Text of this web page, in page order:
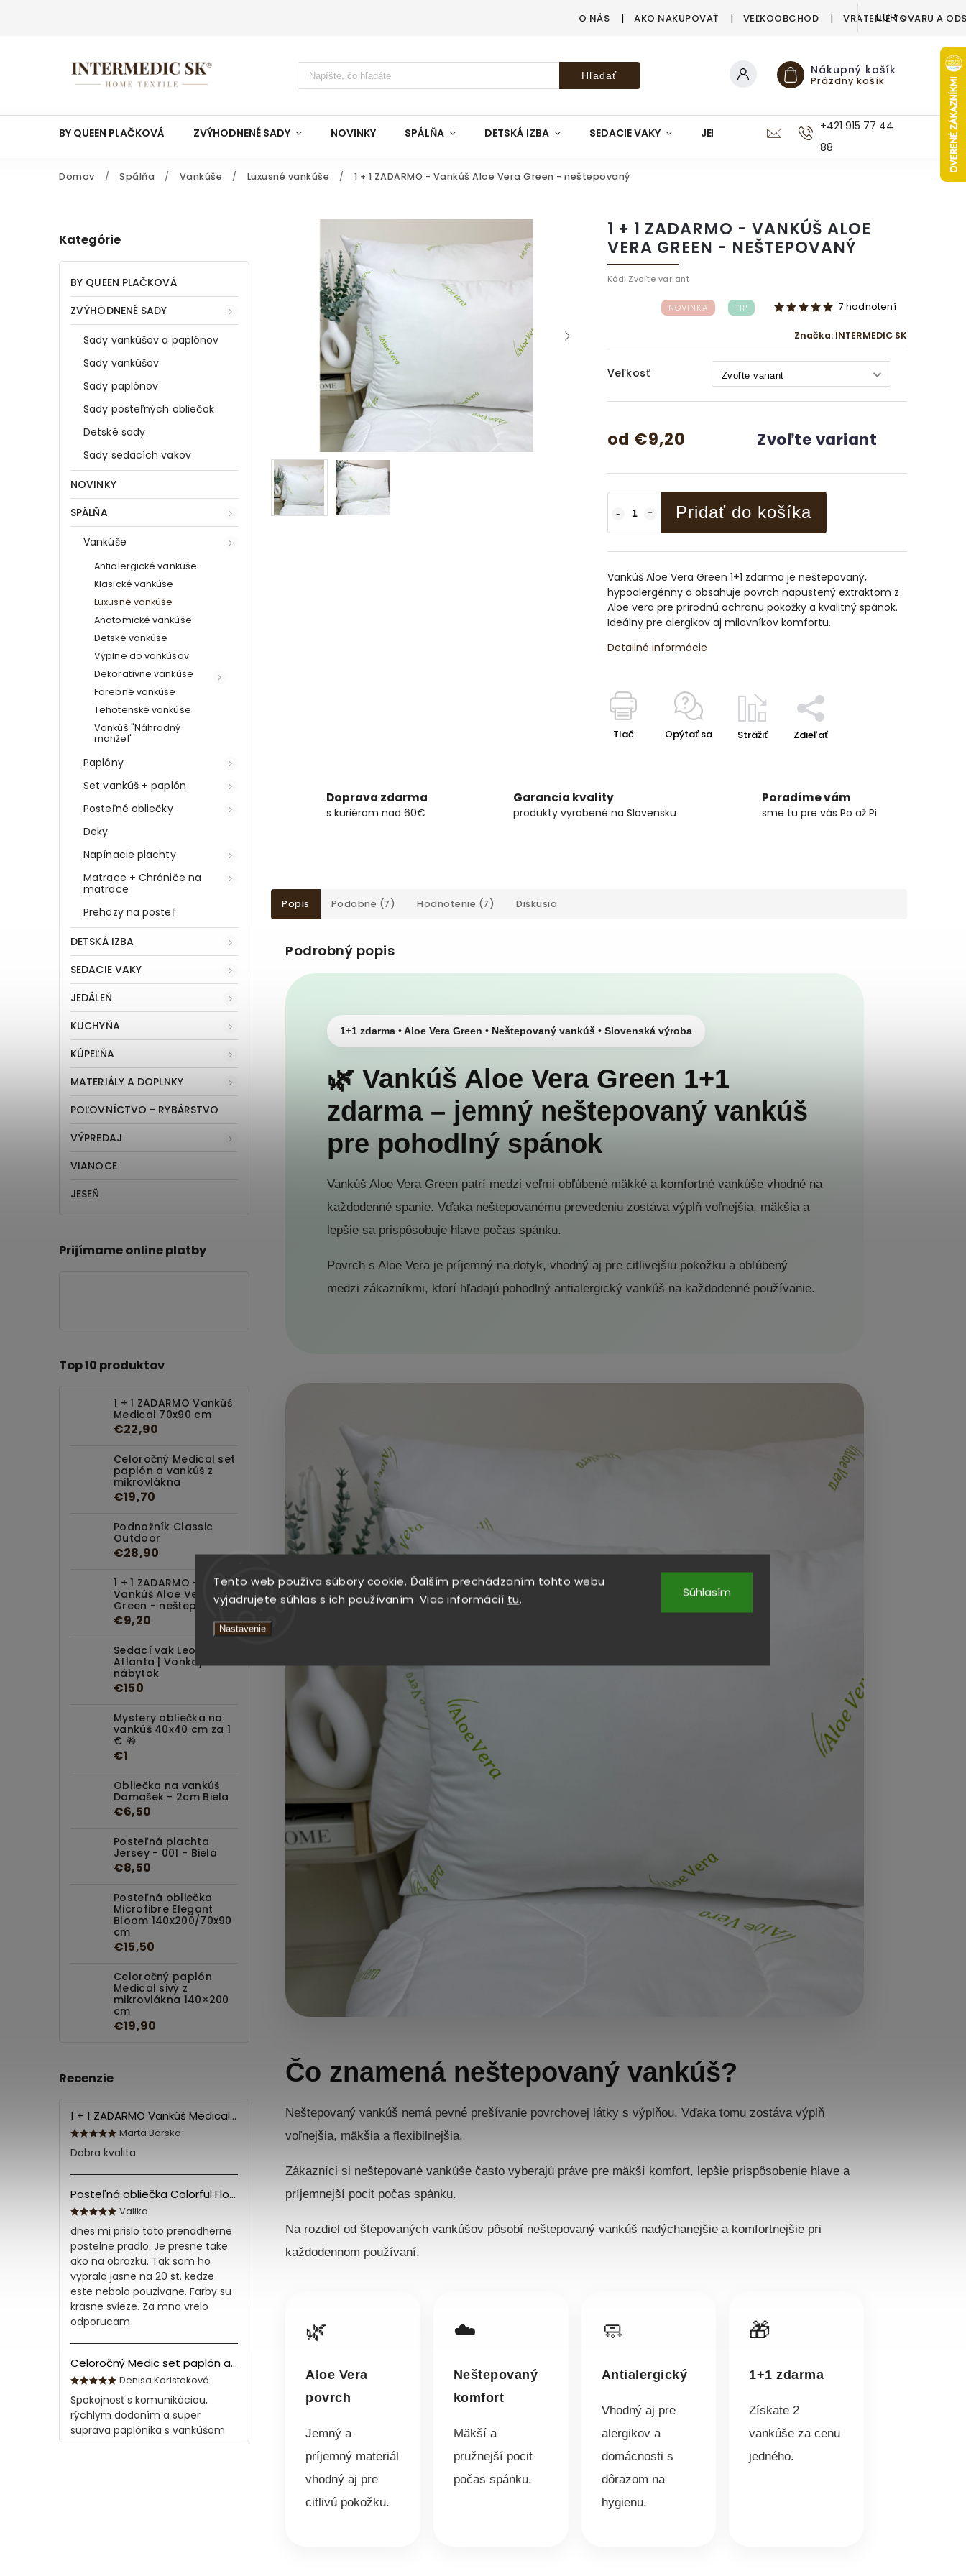
Tento web používa súbory cookie. Ďalším prechádzaním tohto webu
vyjadrujete súhlas s ich používaním. Viac informácií tu.
Nastavenie
Súhlasím
O NÁS AKO NAKUPOVAŤ VEĽKOOBCHOD VRÁTENIE TOVARU A
EUR
Hľadať Nákupný košík
Prázdny košík
BY QUEEN PLAČKOVÁ ZVÝHODNENÉ SADY NOVINKY SPÁLŇA DETSKÁ IZBA SEDACIE VAKY JEDÁLEŇ KUCHYŇA KÚPEĽŇA
+421 915 77 44
88
Domov / Spálňa / Vankúše / Luxusné vankúše / 1 + 1 ZADARMO - Vankúš Aloe Vera Green - neštepovaný
Kategórie
BY QUEEN PLAČKOVÁ
ZVÝHODNENÉ SADY
Sady vankúšov a paplónov
Sady vankúšov
Sady paplónov
Sady posteľných obliečok
Detské sady
Sady sedacích vakov
NOVINKY
SPÁLŇA
Vankúše
Antialergické vankúše
Klasické vankúše
Luxusné vankúše
Anatomické vankúše
Detské vankúše
Výplne do vankúšov
Dekoratívne vankúše
Farebné vankúše
Tehotenské vankúše
Vankúš "Náhradný
manžel"
Paplóny
Set vankúš + paplón
Posteľné obliečky
Deky
Napínacie plachty
Matrace + Chrániče na
matrace
Prehozy na posteľ
DETSKÁ IZBA
SEDACIE VAKY
JEDÁLEŇ
KUCHYŇA
KÚPEĽŇA
MATERIÁLY A DOPLNKY
POĽOVNÍCTVO - RYBÁRSTVO
VÝPREDAJ
VIANOCE
JESEŇ
Prijímame online platby
Top 10 produktov
1 + 1 ZADARMO Vankúš
Medical 70x90 cm
€22,90
Celoročný Medical set
paplón a vankúš z
mikrovlákna
€19,70
Podnožník Classic
Outdoor
€28,90
1 + 1 ZADARMO -
Vankúš Aloe Vera
Green - neštepovaný
€9,20
Sedací vak Leone
Atlanta | Vonkajší
nábytok
€150
Mystery obliečka na
vankúš 40x40 cm za 1
€ 🎁
€1
Obliečka na vankúš
Damašek - 2cm Biela
€6,50
Posteľná plachta
Jersey - 001 - Biela
€8,50
Posteľná obliečka
Microfibre Elegant
Bloom 140x200/70x90
cm
€15,50
Celoročný paplón
Medical sivý z
mikrovlákna 140×200
cm
€19,90
Recenzie
1 + 1 ZADARMO Vankúš Medical 70x90 cm
Marta Borska
Dobra kvalita
Posteľná obliečka Colorful Flowers Modrá 140x200/70x90 cm
Valika
dnes mi prislo toto prenadherne
postelne pradlo. Je presne take
ako na obrazku. Tak som ho
vyprala jasne na 20 st. kedze
este nebolo pouzivane. Farby su
krasne svieze. Za mna vrelo
odporucam
Celoročný Medic set paplón a vankúš z bavlny
Denisa Koristeková
Spokojnosť s komunikáciou,
rýchlym dodaním a super
suprava paplónika s vankúšom
1 + 1 ZADARMO - VANKÚŠ ALOE
VERA GREEN - NEŠTEPOVANÝ
Kód: Zvoľte variant
NOVINKA TIP 7 hodnotení
Značka: INTERMEDIC SK
Veľkosť
od €9,20 Zvoľte variant
Pridať do košíka
Vankúš Aloe Vera Green 1+1 zdarma je neštepovaný,
hypoalergénny a obsahuje povrch napustený extraktom z
Aloe vera pre prírodnú ochranu pokožky a kvalitný spánok.
Ideálny pre alergikov aj milovníkov komfortu.
Detailné informácie
Tlač Opýtať sa Strážiť Zdieľať
Doprava zdarma
s kuriérom nad 60€
Garancia kvality
produkty vyrobené na Slovensku
Poradíme vám
sme tu pre vás Po až Pi
Popis Podobné (7) Hodnotenie (7) Diskusia
Podrobný popis
1+1 zdarma • Aloe Vera Green • Neštepovaný vankúš • Slovenská výroba
🌿 Vankúš Aloe Vera Green 1+1
zdarma – jemný neštepovaný vankúš
pre pohodlný spánok
Vankúš Aloe Vera Green patrí medzi veľmi obľúbené mäkké a komfortné vankúše vhodné na
každodenné spanie. Vďaka neštepovanému prevedeniu zostáva výplň voľnejšia, mäkšia a
lepšie sa prispôsobuje hlave počas spánku.
Povrch s Aloe Vera je príjemný na dotyk, vhodný aj pre citlivejšiu pokožku a obľúbený
medzi zákazníkmi, ktorí hľadajú pohodlný antialergický vankúš na každodenné používanie.
Čo znamená neštepovaný vankúš?
Neštepovaný vankúš nemá pevné prešívanie povrchovej látky s výplňou. Vďaka tomu zostáva výplň
voľnejšia, mäkšia a flexibilnejšia.
Zákazníci si neštepované vankúše často vyberajú práve pre mäkší komfort, lepšie prispôsobenie hlave a
príjemnejší pocit počas spánku.
Na rozdiel od štepovaných vankúšov pôsobí neštepovaný vankúš nadýchanejšie a komfortnejšie pri
každodennom používaní.
🌿
Aloe Vera
povrch
Jemný a
príjemný materiál
vhodný aj pre
citlivú pokožku.
☁️
Neštepovaný
komfort
Mäkší a
pružnejší pocit
počas spánku.
🧼
Antialergický
Vhodný aj pre
alergikov a
domácnosti s
dôrazom na
hygienu.
🎁
1+1 zdarma
Získate 2
vankúše za cenu
jedného.